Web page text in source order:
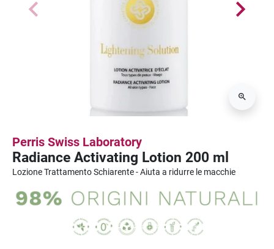
Perris Swiss Laboratory
Radiance Activating Lotion 200 ml
Lozione Trattamento Schiarente - Aiuta a ridurre le macchie